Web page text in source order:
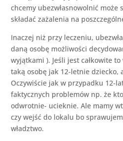
chcemy ubezwłasnowolnić może
składać zażalenia na
Inaczej niż przy leczeniu,
daną osobę możliwości
wyjątkami ). Jeśli jest całkowite
taką osobę jak 12-letnie dziecko,
Oczywiście jak w przypadku 12-
faktycznych problemów np. że
odwrotnie- ucieknie. Ale mamy
czy wejść do lokalu bo
władztwo.